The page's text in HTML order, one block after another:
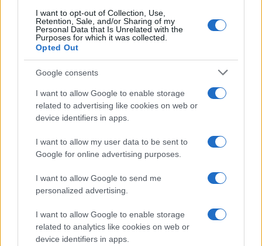
I want to opt-out of Collection, Use,
Retention, Sale, and/or Sharing of my
Personal Data that Is Unrelated with the
Purposes for which it was collected.
Opted Out
Google consents
I want to allow Google to enable storage
related to advertising like cookies on web or
device identifiers in apps.
I want to allow my user data to be sent to
Google for online advertising purposes.
I want to allow Google to send me
personalized advertising.
I want to allow Google to enable storage
related to analytics like cookies on web or
device identifiers in apps.
CHI
SIAMO
PARTNERSHIP E
ACCREDITAMENTI
© 2026 - VOLOSCONTATO CONSIGLI E DIARI DI VIAGGIO - P.IVA
04827280654 – TESTATA REGISTRATA AL TRIBUNALE DI NOCERA